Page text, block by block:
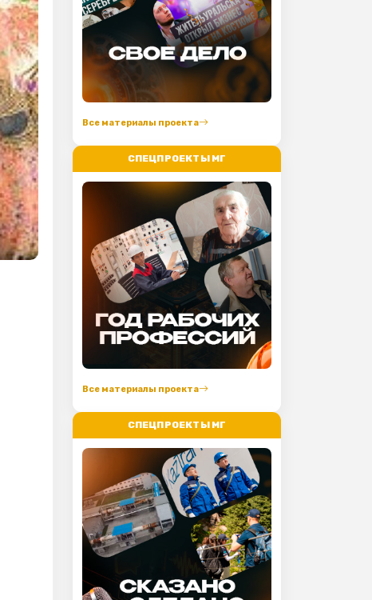
Все материалы проекта
СПЕЦПРОЕКТЫ МГ
Все материалы проекта
СПЕЦПРОЕКТЫ МГ